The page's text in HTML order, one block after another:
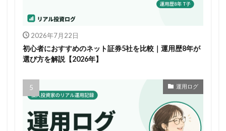
2026年7月22日
初心者におすすめのネット証券5社を比較｜運用歴8年が
選び方を解説【2026年】
運用ログ